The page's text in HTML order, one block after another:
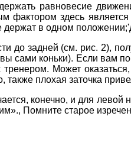
равновесие
фактором здесь
держат в одном
до задней (см. рис. 2),
сами коньки). Если вам
Может
плохая заточка
конечно, и для
Помните старое